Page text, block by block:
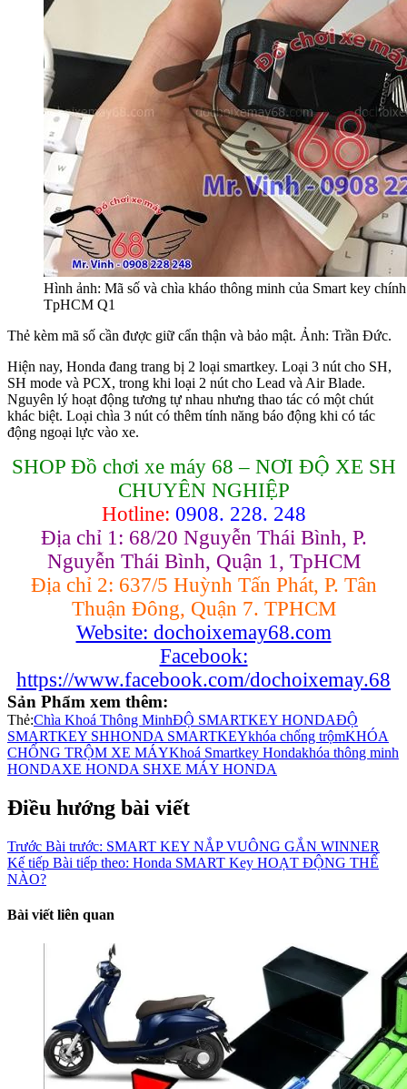
Hình ảnh: Mã số và chìa kháo thông minh của Smart key
TpHCM Q1
Thẻ kèm mã số cần được giữ cẩn thận và bảo mật. Ảnh: Trần Đức.
Hiện nay, Honda đang trang bị 2 loại smartkey. Loại 3 nút cho SH,
SH mode và PCX, trong khi loại 2 nút cho Lead và Air Blade.
Nguyên lý hoạt động tương tự nhau nhưng thao tác có một chút
khác biệt. Loại chìa 3 nút có thêm tính năng báo động khi có tác
động ngoại lực vào xe.
SHOP Đồ chơi xe máy 68 – NƠI ĐỘ XE SH
CHUYÊN NGHIỆP
Hotline: 0908. 228. 248
Địa chỉ 1: 68/20 Nguyễn Thái Bình, P.
Nguyễn Thái Bình, Quận 1, TpHCM
Địa chỉ 2: 637/5 Huỳnh Tấn Phát, P. Tân
Thuận Đông, Quận 7. TPHCM
Website: dochoixemay68.com
Facebook:
https://www.facebook.com/dochoixemay.68
Sản Phẩm xem thêm:
Thẻ:Chìa Khoá Thông MinhĐỘ SMARTKEY HONDAĐỘ
SMARTKEY SHHONDA SMARTKEYkhóa chống trộmKHÓA
CHỐNG TRỘM XE MÁYKhoá Smartkey Hondakhóa thông minh
HONDAXE HONDA SHXE MÁY HONDA
Điều hướng bài viết
Trước Bài trước: SMART KEY NẮP VUÔNG GẮN WINNER
Kế tiếp Bài tiếp theo: Honda SMART Key HOẠT ĐỘNG THẾ
NÀO?
Bài viết liên quan